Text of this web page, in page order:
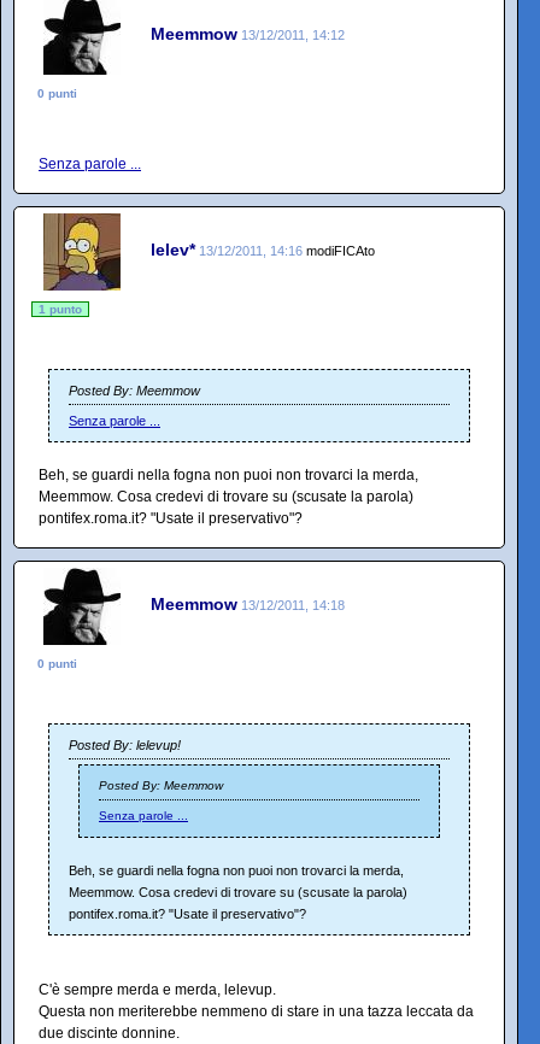
Meemmow 13/12/2011, 14:12
0 punti
Senza parole ...
lelev* 13/12/2011, 14:16 modiFICAto
1 punto
Posted By: Meemmow
Senza parole ...
Beh, se guardi nella fogna non puoi non trovarci la merda,
Meemmow. Cosa credevi di trovare su (scusate la parola)
pontifex.roma.it? "Usate il preservativo"?
Meemmow 13/12/2011, 14:18
0 punti
Posted By: lelevup!
Posted By: Meemmow
Senza parole ...
Beh, se guardi nella fogna non puoi non trovarci la merda,
Meemmow. Cosa credevi di trovare su (scusate la parola)
pontifex.roma.it? "Usate il preservativo"?
C'è sempre merda e merda, lelevup.
Questa non meriterebbe nemmeno di stare in una tazza leccata da
due discinte donnine.